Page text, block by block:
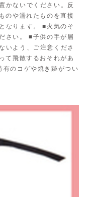
かないでください。反
のや濡れたものを直接
なります。 ■火気のそ
さい。 ■子供の手が届
いよう、ご注意くださ
て飛散するおそれがあ
有のコゲや焼き跡がつい